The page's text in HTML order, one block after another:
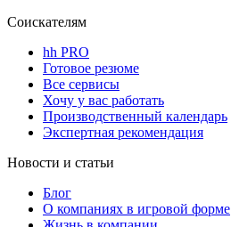
Соискателям
hh PRO
Готовое резюме
Все сервисы
Хочу у вас работать
Производственный календарь
Экспертная рекомендация
Новости и статьи
Блог
О компаниях в игровой форме